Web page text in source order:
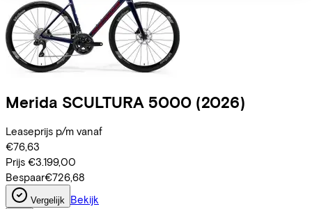
Merida SCULTURA 5000 (2026)
Leaseprijs p/m vanaf
€76,63
Prijs €3.199,00
Bespaar€726,68
Vergelijk Bekijk